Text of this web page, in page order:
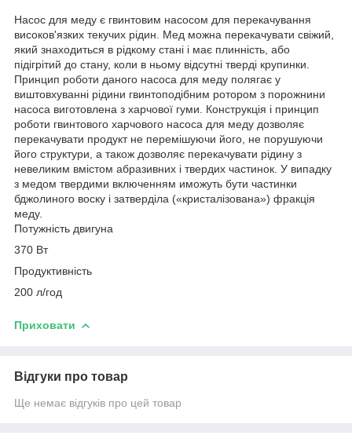
Насос для меду є гвинтовим насосом для перекачування
високов'язких текучих рідин. Мед можна перекачувати свіжий,
який знаходиться в рідкому стані і має плинність, або
підігрітий до стану, коли в ньому відсутні тверді крупинки.
Принцип роботи даного насоса для меду полягає у
виштовхуванні рідини гвинтоподібним ротором з порожнини
насоса виготовлена з харчової гуми. Конструкція і принцип
роботи гвинтового харчового насоса для меду дозволяє
перекачувати продукт не перемішуючи його, не порушуючи
його структури, а також дозволяє перекачувати рідину з
невеликим вмістом абразивних і твердих частинок. У випадку
з медом твердими включенням иможуть бути частинки
бджолиного воску і затверділа («кристалізована») фракція
меду.
Потужність двигуна
370 Вт
Продуктивність
200 л/год
Приховати
Відгуки про товар
Ще немає відгуків про цей товар